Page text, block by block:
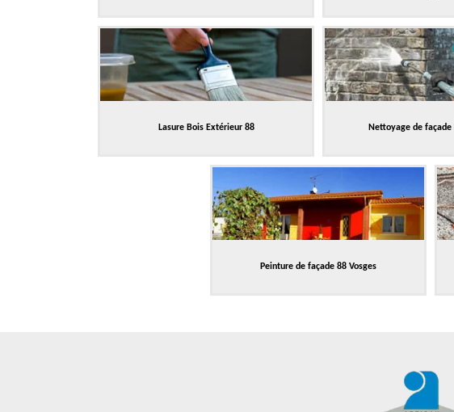
Lasure Bois Extérieur 88 Nettoyage de façade
Peinture de façade 88 Vosges